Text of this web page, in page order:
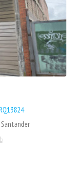
Santander